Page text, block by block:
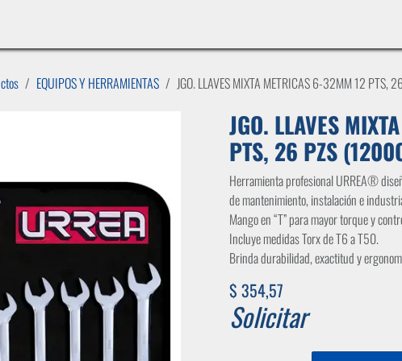
EQUIPOS Y HERRAMIENTAS JGO. LLAVES MIXTA METRICAS 6-32MM 12 PTS,
JGO. LLAVES
PTS, 26 PZS
Herramienta profesional URREA®
de mantenimiento, instalación e
Mango en “T” para mayor torque y
Incluye medidas Torx de T6 a T50.
Brinda durabilidad, exactitud y
$ 354,57
Solicitar